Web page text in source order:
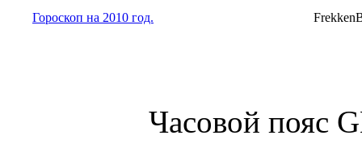
Гороскоп на 2010 год.
Часовой пояс